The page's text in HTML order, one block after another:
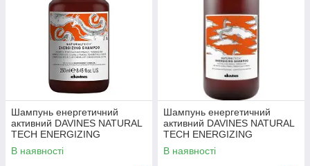
Шампунь енергетичний
активний DAVINES NATURAL
TECH ENERGIZING
SHAMPOO 250 мл
В наявності
Шампунь енергетичний
активний DAVINES NATURAL
TECH ENERGIZING
SHAMPOO 1000 мл
В наявності